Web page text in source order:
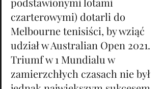
czarterowymi) dotarli do
Melbourne tenisiści, by wziąć
udział w Australian Open 2021.
Triumf w 1 Mundialu w
zamierzchłych czasach nie był